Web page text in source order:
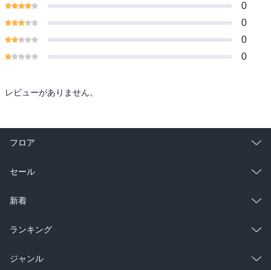
0
0
0
0
レビューがありません。
フロア
総合
ラノベ
雑誌・グラビア
BL・TL
セール
総合
ラノベ
雑誌・グラビア
新着
総合
ラノベ
ランキング
総合
ジャンル